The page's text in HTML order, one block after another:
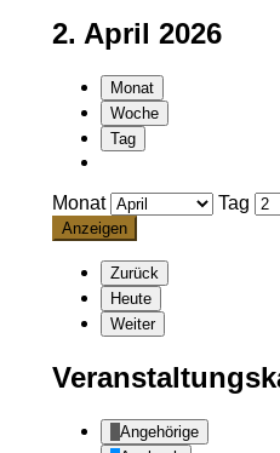
2. April 2026
Monat
Woche
Tag
Monat Tag
Zurück
Heute
Weiter
Angehörige